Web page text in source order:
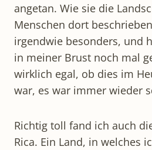
angetan. Wie sie die
Menschen dort
irgendwie besonders, und
in meiner Brust noch mal
wirklich egal, ob dies im
war, es war immer wieder
Richtig toll fand ich auch
Rica. Ein Land, in welches